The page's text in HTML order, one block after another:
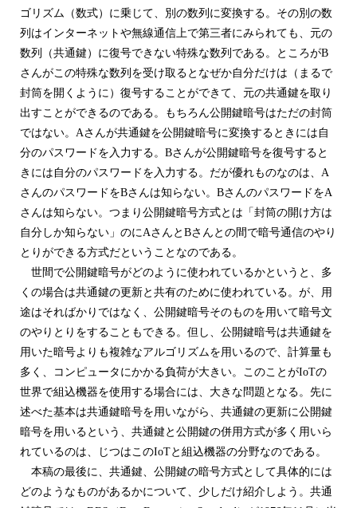
ゴリズム（数式）に乗じて、別の数列に変換する。その別の数
列はインターネットや無線通信上で第三者にみられても、元の
数列（共通鍵）に復号できない特殊な数列である。ところがB
さんがこの特殊な数列を受け取るとなぜか自分だけは（まるで
封筒を開くように）復号することができて、元の共通鍵を取り
出すことができるのである。もちろん公開鍵暗号はただの封筒
ではない。Aさんが共通鍵を公開鍵暗号に変換するときには自
分のパスワードを入力する。Bさんが公開鍵暗号を復号すると
きには自分のパスワードを入力する。だが優れものなのは、A
さんのパスワードをBさんは知らない。BさんのパスワードをA
さんは知らない。つまり公開鍵暗号方式とは「封筒の開け方は
自分しか知らない」のにAさんとBさんとの間で暗号通信のやり
とりができる方式だということなのである。
世間で公開鍵暗号がどのように使われているかというと、多
くの場合は共通鍵の更新と共有のために使われている。が、用
途はそればかりではなく、公開鍵暗号そのものを用いて暗号文
のやりとりをすることもできる。但し、公開鍵暗号は共通鍵を
用いた暗号よりも複雑なアルゴリズムを用いるので、計算量も
多く、コンピュータにかかる負荷が大きい。このことがIoTの
世界で組込機器を使用する場合には、大きな問題となる。先に
述べた基本は共通鍵暗号を用いながら、共通鍵の更新に公開鍵
暗号を用いるという、共通鍵と公開鍵の併用方式が多く用いら
れているのは、じつはこのIoTと組込機器の分野なのである。
本稿の最後に、共通鍵、公開鍵の暗号方式として具体的には
どのようなものがあるかについて、少しだけ紹介しよう。共通